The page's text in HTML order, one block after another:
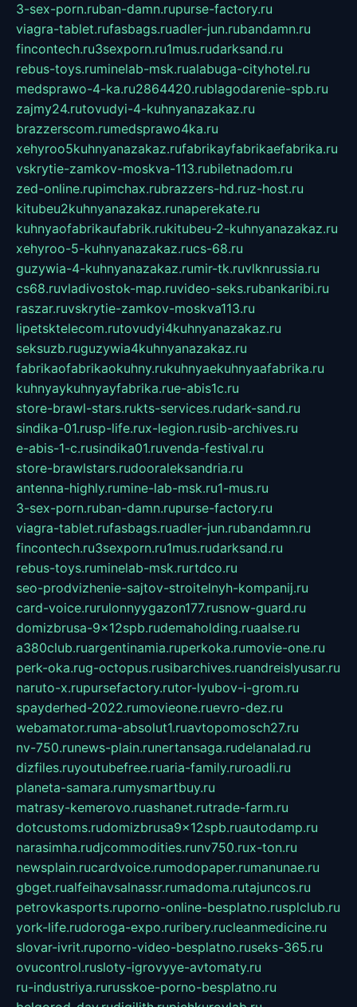
3-sex-porn.ruban-damn.rupurse-factory.ru
viagra-tablet.rufasbags.ruadler-jun.rubandamn.ru
fincontech.ru3sexporn.ru1mus.rudarksand.ru
rebus-toys.ruminelab-msk.rualabuga-cityhotel.ru
medsprawo-4-ka.ru2864420.rublagodarenie-spb.ru
zajmy24.rutovudyi-4-kuhnyanazakaz.ru
brazzerscom.rumedsprawo4ka.ru
xehyroo5kuhnyanazakaz.rufabrikayfabrikaefabrika.ru
vskrytie-zamkov-moskva-113.rubiletnadom.ru
zed-online.rupimchax.rubrazzers-hd.ruz-host.ru
kitubeu2kuhnyanazakaz.runaperekate.ru
kuhnyaofabrikaufabrik.rukitubeu-2-kuhnyanazakaz.ru
xehyroo-5-kuhnyanazakaz.rucs-68.ru
guzywia-4-kuhnyanazakaz.rumir-tk.ruvlknrussia.ru
cs68.ruvladivostok-map.ruvideo-seks.rubankaribi.ru
raszar.ruvskrytie-zamkov-moskva113.ru
lipetsktelecom.rutovudyi4kuhnyanazakaz.ru
seksuzb.ruguzywia4kuhnyanazakaz.ru
fabrikaofabrikaokuhny.rukuhnyaekuhnyaafabrika.ru
kuhnyaykuhnyayfabrika.rue-abis1c.ru
store-brawl-stars.rukts-services.rudark-sand.ru
sindika-01.rusp-life.rux-legion.rusib-archives.ru
e-abis-1-c.rusindika01.ruvenda-festival.ru
store-brawlstars.rudooraleksandria.ru
antenna-highly.rumine-lab-msk.ru1-mus.ru
3-sex-porn.ruban-damn.rupurse-factory.ru
viagra-tablet.rufasbags.ruadler-jun.rubandamn.ru
fincontech.ru3sexporn.ru1mus.rudarksand.ru
rebus-toys.ruminelab-msk.rurtdco.ru
seo-prodvizhenie-sajtov-stroitelnyh-kompanij.ru
card-voice.rurulonnyygazon177.rusnow-guard.ru
domizbrusa-9x12spb.rudemaholding.ruaalse.ru
a380club.ruargentinamia.ruperkoka.rumovie-one.ru
perk-oka.rug-octopus.rusibarchives.ruandreislyusar.ru
naruto-x.rupursefactory.rutor-lyubov-i-grom.ru
spayderhed-2022.rumovieone.ruevro-dez.ru
webamator.ruma-absolut1.ruavtopomosch27.ru
nv-750.runews-plain.runertansaga.rudelanalad.ru
dizfiles.ruyoutubefree.ruaria-family.ruroadli.ru
planeta-samara.rumysmartbuy.ru
matrasy-kemerovo.ruashanet.rutrade-farm.ru
dotcustoms.rudomizbrusa9x12spb.ruautodamp.ru
narasimha.rudjcommodities.runv750.rux-ton.ru
newsplain.rucardvoice.rumodopaper.rumanunae.ru
gbget.rualfeihavsalnassr.rumadoma.rutajuncos.ru
petrovkasports.ruporno-online-besplatno.rusplclub.ru
york-life.rudoroga-expo.ruribery.rucleanmedicine.ru
slovar-ivrit.ruporno-video-besplatno.ruseks-365.ru
ovucontrol.rusloty-igrovyye-avtomaty.ru
ru-industriya.rurusskoe-porno-besplatno.ru